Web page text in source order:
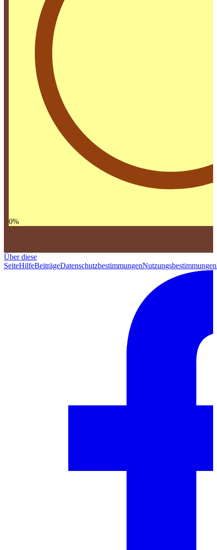
0%
Über diese
SeiteHilfeBeiträgeDatenschutzbestimmungenNutzungsbestimmungen